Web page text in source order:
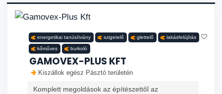
energetikai tanúsítvány szigetelő glettelő lakásfelújítás
kőműves burkoló
GAMOVEX-PLUS KFT
Kiszállok egész Pásztó területén
Komplett megoldások az építészettől az